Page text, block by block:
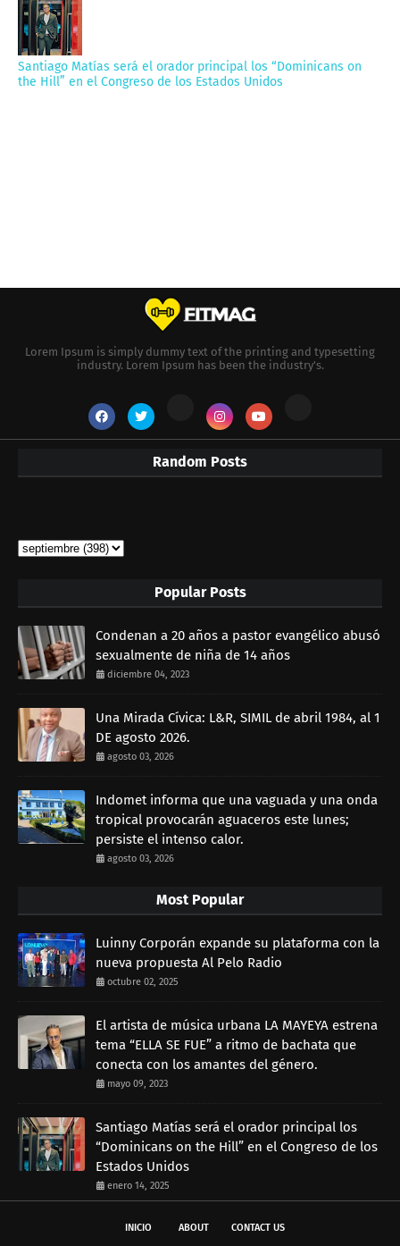
Santiago Matías será el orador principal los “Dominicans on
the Hill” en el Congreso de los Estados Unidos
Lorem Ipsum is simply dummy text of the printing and typesetting
industry. Lorem Ipsum has been the industry's.
Random Posts
Popular Posts
Condenan a 20 años a pastor evangélico abusó
sexualmente de niña de 14 años
diciembre 04, 2023
Una Mirada Cívica: L&R, SIMIL de abril 1984, al 1
DE agosto 2026.
agosto 03, 2026
Indomet informa que una vaguada y una onda
tropical provocarán aguaceros este lunes;
persiste el intenso calor.
agosto 03, 2026
Most Popular
Luinny Corporán expande su plataforma con la
nueva propuesta Al Pelo Radio
octubre 02, 2025
El artista de música urbana LA MAYEYA estrena
tema “ELLA SE FUE” a ritmo de bachata que
conecta con los amantes del género.
mayo 09, 2023
Santiago Matías será el orador principal los
“Dominicans on the Hill” en el Congreso de los
Estados Unidos
enero 14, 2025
INICIO ABOUT CONTACT US